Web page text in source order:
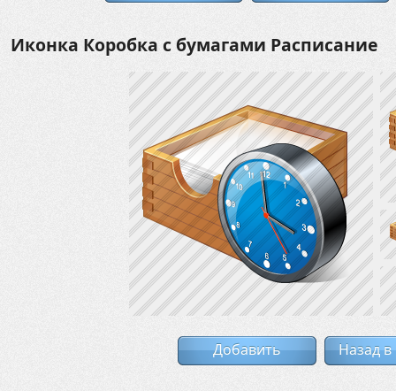
Иконка Коробка с бумагами Расписание
Добавить Назад в